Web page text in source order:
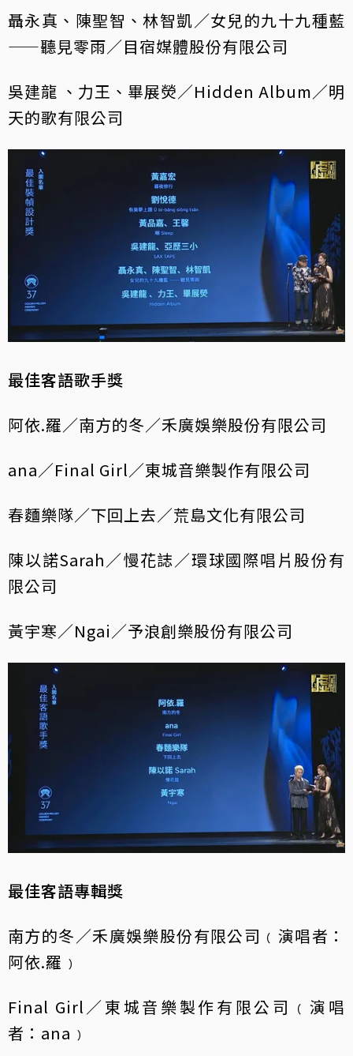
聶永真、陳聖智、林智凱／女兒的九十九種藍
——聽見零雨／目宿媒體股份有限公司
吳建龍 、力王、畢展熒／Hidden Album／明
天的歌有限公司
最佳客語歌手獎
阿依.羅／南方的冬／禾廣娛樂股份有限公司
ana／Final Girl／東城音樂製作有限公司
春麵樂隊／下回上去／荒島文化有限公司
陳以諾Sarah／慢花誌／環球國際唱片股份有
限公司
黃宇寒／Ngai／予浪創樂股份有限公司
最佳客語專輯獎
南方的冬／禾廣娛樂股份有限公司﹙演唱者：
阿依.羅﹚
Final Girl／東城音樂製作有限公司﹙演唱
者：ana﹚